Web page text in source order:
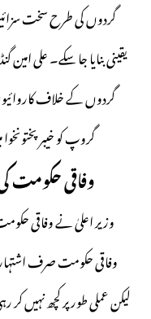
گردوں کی طرح سخت
یقینی بنایا جا سکے۔ علی
گردوں کے خلاف
گروپ کو خیبر
وفاقی حکومت
وزیر اعلیٰ نے وفاقی
وفاقی حکومت صرف
لیکن عملی طور پر کچھ نہیں